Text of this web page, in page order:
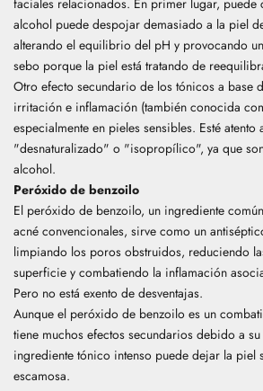
alcohol puede despojar demasiado a la piel
alterando el equilibrio del pH y provocando
sebo porque la piel está tratando de
Otro efecto secundario de los tónicos a base
irritación e inflamación (también conocida
especialmente en pieles sensibles. Esté
"desnaturalizado" o "isopropílico", ya que
alcohol.
Peróxido de benzoilo
El peróxido de benzoilo, un ingrediente
acné convencionales, sirve como un
limpiando los poros obstruidos, reduciendo
superficie y combatiendo la inflamación
Pero no está exento de desventajas.
Aunque el peróxido de benzoilo es un
tiene muchos efectos secundarios debido a su
ingrediente tónico intenso puede dejar la piel
escamosa.